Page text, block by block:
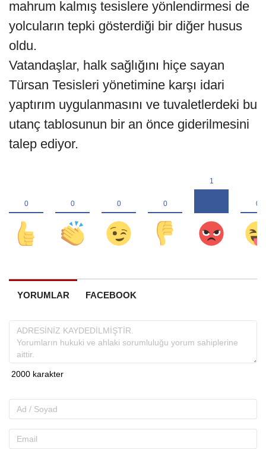
mahrum kalmış tesislere yönlendirmesi de
yolcuların tepki gösterdiği bir diğer husus
oldu.
​Vatandaşlar, halk sağlığını hiçe sayan
Türsan Tesisleri yönetimine karşı idari
yaptırım uygulanmasını ve tuvaletlerdeki bu
utanç tablosunun bir an önce giderilmesini
talep ediyor.
YORUMLAR FACEBOOK